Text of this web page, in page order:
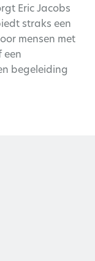
Eric Jacobs
straks een
mensen met
een
begeleiding